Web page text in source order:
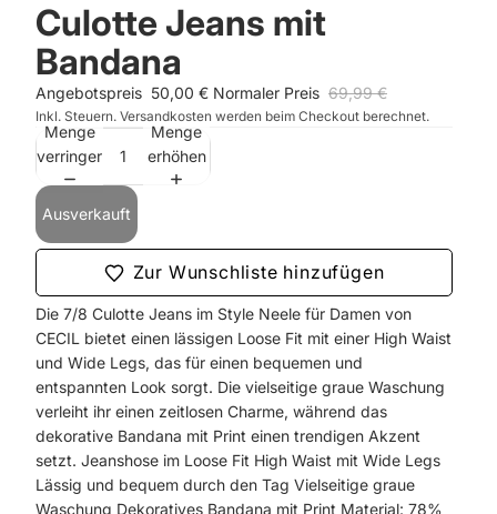
Culotte Jeans mit
Bandana
Angebotspreis 50,00 € Normaler Preis 69,99 €
Inkl. Steuern. Versandkosten werden beim Checkout berechnet.
Menge
verringern
Menge
erhöhen
Ausverkauft
Zur Wunschliste hinzufügen
Die 7/8 Culotte Jeans im Style Neele für Damen von
CECIL bietet einen lässigen Loose Fit mit einer High Waist
und Wide Legs, das für einen bequemen und
entspannten Look sorgt. Die vielseitige graue Waschung
verleiht ihr einen zeitlosen Charme, während das
dekorative Bandana mit Print einen trendigen Akzent
setzt. Jeanshose im Loose Fit High Waist mit Wide Legs
Lässig und bequem durch den Tag Vielseitige graue
Waschung Dekoratives Bandana mit Print Material: 78%